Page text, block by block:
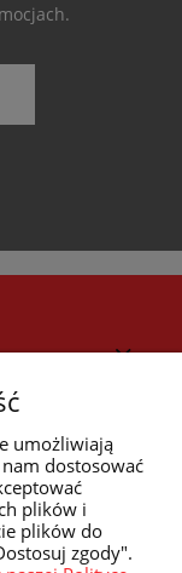
umożliwiają
dostosować
plików i
plików do
zgody".